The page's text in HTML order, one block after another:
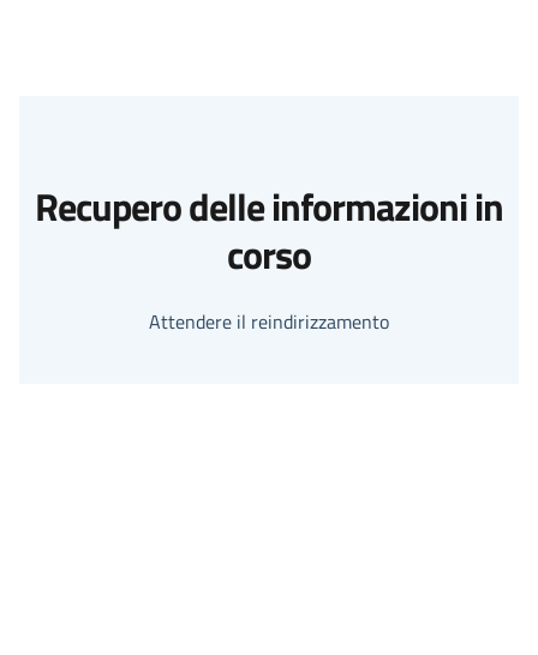
Recupero delle informazioni in
corso
Attendere il reindirizzamento